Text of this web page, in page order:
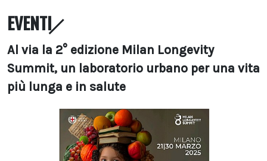
EVENTI
Al via la 2° edizione Milan Longevity
Summit, un laboratorio urbano per una vita
più lunga e in salute